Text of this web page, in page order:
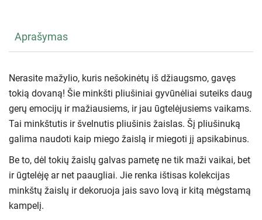
Aprašymas
Nerasite mažylio, kuris nešokinėtų iš džiaugsmo, gavęs
tokią dovaną! Šie minkšti pliušiniai gyvūnėliai suteiks daug
gerų emocijų ir mažiausiems, ir jau ūgtelėjusiems vaikams.
Tai minkštutis ir švelnutis pliušinis žaislas. Šį pliušinuką
galima naudoti kaip miego žaislą ir miegoti jį apsikabinus.
Be to, dėl tokių žaislų galvas pametę ne tik maži vaikai, bet
ir ūgtelėję ar net paaugliai. Jie renka ištisas kolekcijas
minkštų žaislų ir dekoruoja jais savo lovą ir kitą mėgstamą
kampelį.